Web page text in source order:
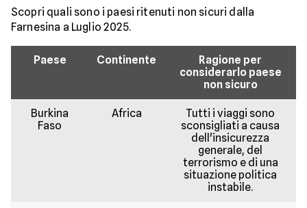
Scopri quali sono i paesi ritenuti non sicuri dalla
Farnesina a Luglio 2025.
Paese Continente
Ragione per
considerarlo paese
non sicuro
Burkina
Faso
Africa
Tutti i viaggi sono
sconsigliati a causa
dell'insicurezza
generale, del
terrorismo e di una
situazione politica
instabile.